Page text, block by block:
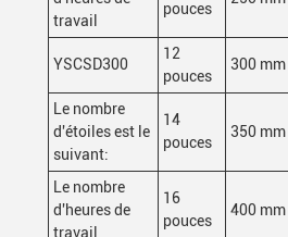
travail
pouces
YSCSD300
12
pouces
300 mm
Le nombre
d'étoiles est le
suivant:
14
pouces
350 mm
Le nombre
d'heures de
travail
16
pouces
400 mm